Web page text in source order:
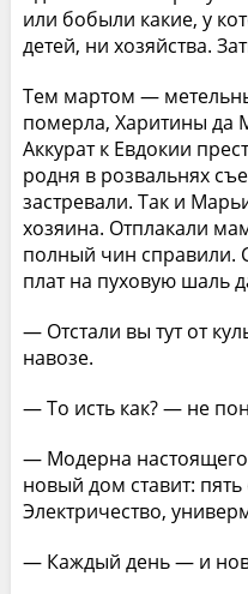
или бобыли какие, у
детей, ни хозяйства.
Тем мартом —
померла, Харитины да
Аккурат к Евдокии
родня в розвальнях
застревали. Так и
хозяина. Отплакали
полный чин
плат на пуховую шаль
— Отстали вы тут от
навозе.
— То исть как? — не
— Модерна
новый дом ставит:
Электричество,
— Каждый день — и